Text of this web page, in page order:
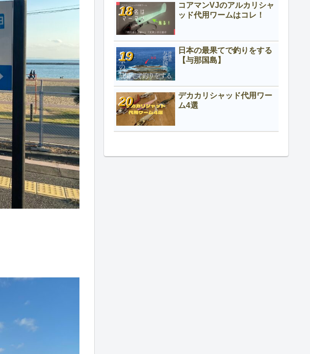
コアマンVJのアルカリシャ
ッド代用ワームはコレ！
日本の最果てで釣りをする
【与那国島】
デカカリシャッド代用ワー
ム4選